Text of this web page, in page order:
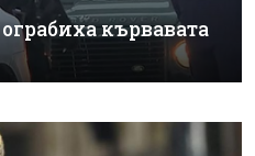
кървавата